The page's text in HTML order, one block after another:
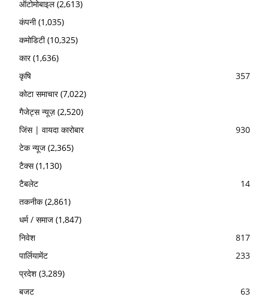
ऑटोमोबाइल(2,613)
कंपनी(1,035)
कमोडिटी(10,325)
कार(1,636)
कृषि
357
कोटा समाचार(7,022)
गैजेट्स न्यूज़ (2,520)
जिंस | वायदा कारोबार
930
टेक न्यूज (2,365)
टैक्स(1,130)
टैबलेट
14
तकनीक(2,861)
धर्म / समाज (1,847)
निवेश
817
पार्लियामेंट
233
प्रदेश(3,289)
बजट
63